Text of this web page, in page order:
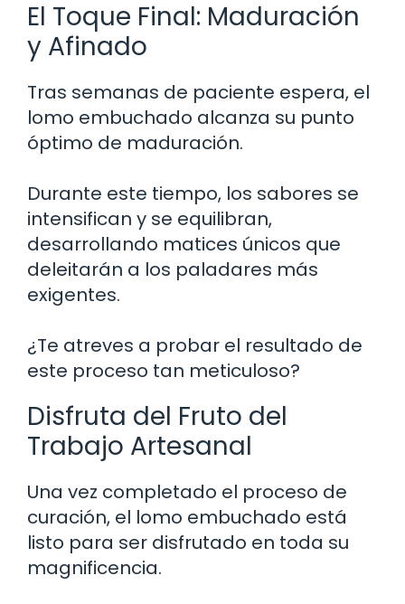
El Toque Final: Maduración
y Afinado
Tras semanas de paciente espera, el
lomo embuchado alcanza su punto
óptimo de maduración.
Durante este tiempo, los sabores se
intensifican y se equilibran,
desarrollando matices únicos que
deleitarán a los paladares más
exigentes.
¿Te atreves a probar el resultado de
este proceso tan meticuloso?
Disfruta del Fruto del
Trabajo Artesanal
Una vez completado el proceso de
curación, el lomo embuchado está
listo para ser disfrutado en toda su
magnificencia.